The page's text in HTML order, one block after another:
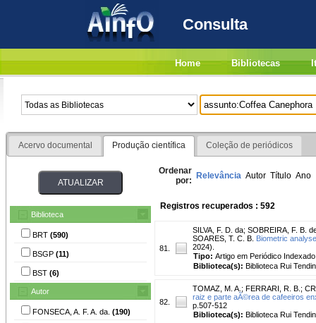
Consulta
Home Bibliotecas
Acervo documental Produção científica Coleção de periódicos
Biblioteca
BRT (590)
BSGP (11)
BST (6)
Autor
FONSECA, A. F. A. da. (190)
Ordenar
por: Relevância Autor Título Ano
Registros recuperados : 592
81.
SILVA, F. D. da; SOBREIRA, F. B.
SOARES, T. C. B. Biometric
2024).
Tipo: Artigo em Periódico Indexado
Biblioteca(s): Biblioteca Rui
82.
TOMAZ, M. A. ; FERRARI, R. B. ;
raiz e parte aÃ©rea de cafeeiros
p.507-512
Biblioteca(s): Biblioteca Rui